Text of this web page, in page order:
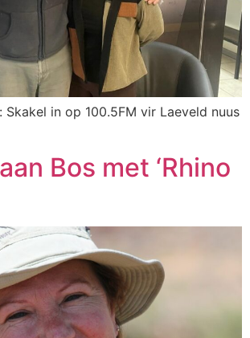
Skakel in op 100.5FM vir Laeveld nuus
Bos met ‘Rhino